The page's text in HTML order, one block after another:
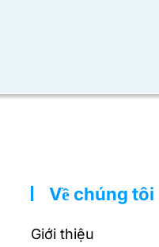
Về chúng tôi
Giới thiệu